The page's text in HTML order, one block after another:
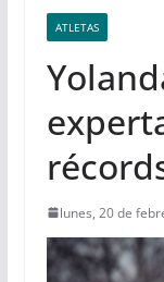
ATLETAS
lunes, 20 de